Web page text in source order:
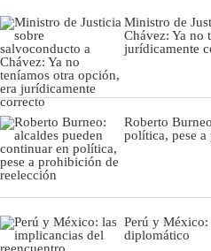
Ministro de
Chávez: Ya no
jurídicamente
Roberto
política, pese
Perú y México:
diplomático